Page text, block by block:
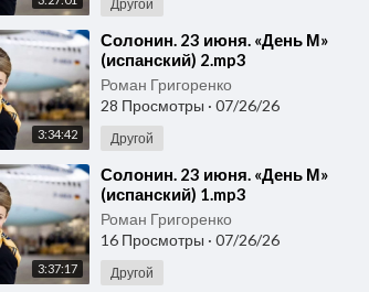
Другой
3:34:42
⁣Солонин. 23 июня. «День М»
(испанский) 2.mp3
Роман Григоренко
28 Просмотры · 07/26/26
Другой
3:37:17
⁣Солонин. 23 июня. «День М»
(испанский) 1.mp3
Роман Григоренко
16 Просмотры · 07/26/26
Другой